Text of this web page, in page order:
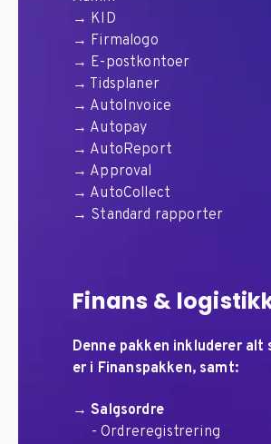
→ KID
→ Firmalogo
→ E-postkontoer
→ Tidsplaner
→ AutoInvoice
→ Autopay
→ AutoReport
→ Approval
→ AutoCollect
→ Standard rapporter
Finans &
Denne pakken inkluderer alt
er i Finanspakken, samt:
→Salgsordre
- Ordreregistrering